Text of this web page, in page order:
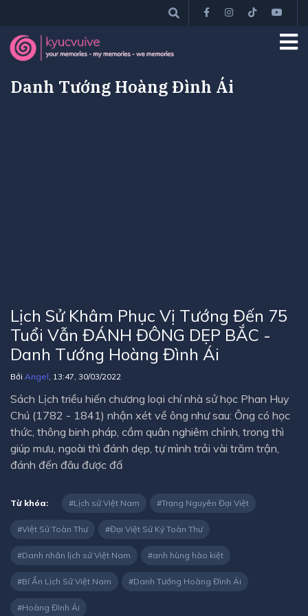
Danh Tướng Hoàng Đình Ái
Lịch Sử Khâm Phục Vị Tướng Đến 75
Tuổi Vẫn ĐÁNH ĐÔNG DẸP BẮC -
Danh Tướng Hoàng Đình Ái
Bởi Angel, 13:47, 30/03/2022
Sách Lịch triều hiến chương loại chí nhà sử học Phan Huy
Chú (1782 - 1841) nhận xét về ông như sau: Ông có học
thức, thông binh pháp, cầm quân nghiêm chỉnh, trong thì
giúp mưu, ngoài thì đánh dẹp, tự mình trải vài trăm trận,
đánh đến đâu được đấ
Từ khóa: Lịch sử Việt Nam Trạng Nguyên Đại Việt
Việt Sử Toàn Thư Đại Việt Sử Ký Toàn Thư
Danh nhân lịch sử Việt Nam anh hùng hào kiệt
Bí Ẩn Lịch Sử Việt Nam Danh Tướng Hoàng Đình Ái
Hoàng Đình Ái